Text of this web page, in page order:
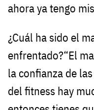
ahora ya tengo
¿Cuál ha sido el
enfrentado?“El
la confianza de
del fitness hay